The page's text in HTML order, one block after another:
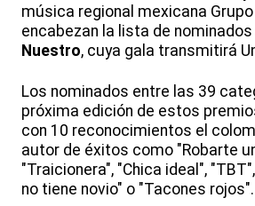
música regional mexicana
encabezan la lista de nominados
Nuestro, cuya gala transmitirá
Los nominados entre las 39
próxima edición de estos
con 10 reconocimientos el
autor de éxitos como "Robarte
"Traicionera", "Chica ideal",
no tiene novio" o "Tacones rojos".